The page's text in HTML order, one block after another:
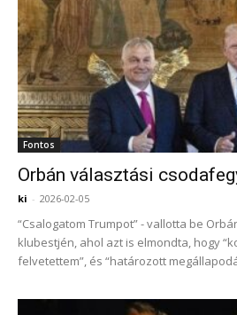
Fontos
Orbán választási
ki - 2026-02-05
“Csalogatom Trumpot” - vallotta be
klubestjén, ahol azt is elmondta, hogy
felvetettem”, és “határozott